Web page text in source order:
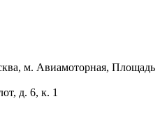
м. Авиамоторная, Площадь
д. 6, к. 1